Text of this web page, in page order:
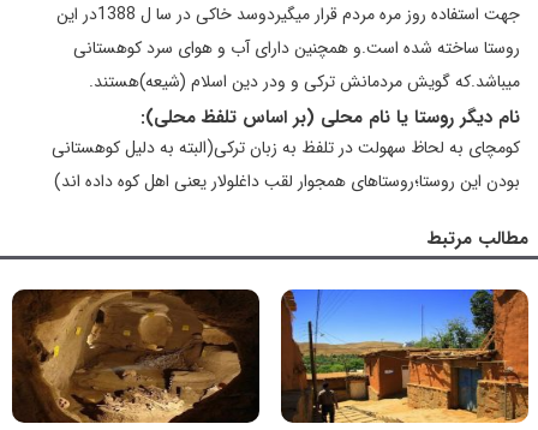
جهت استفاده روز مره مردم قرار میگیردوسد خاکی در سا ل 1388در این
روستا ساخته شده است.و همچنین دارای آب و هوای سرد کوهستانی
میباشد.که گویش مردمانش ترکی و ودر دین اسلام (شیعه)هستند.
نام دیگر روستا یا نام محلی (بر اساس تلفظ محلی):
کومچای به لحاظ سهولت در تلفظ به زبان ترکی(البته به دلیل کوهستانی
بودن این روستا؛روستاهای همجوار لقب داغلولار یعنی اهل کوه داده اند)
مطالب مرتبط